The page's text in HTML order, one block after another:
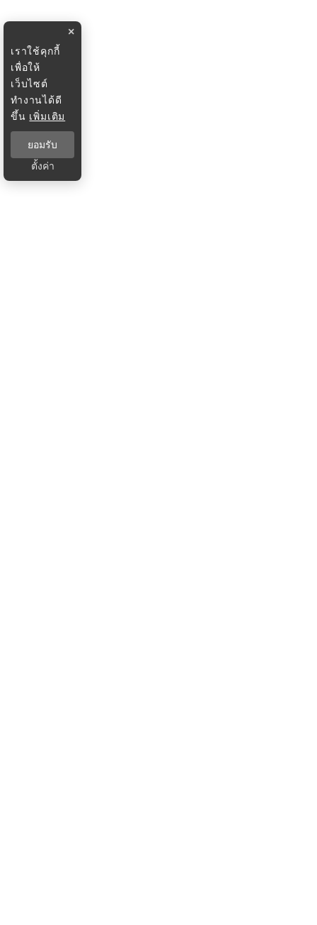
×
เราใช้คุกกี้
เพื่อให้
เว็บไซต์
ทำงานได้ดี
ขึ้น เพิ่มเติม
ยอมรับ
ตั้งค่า